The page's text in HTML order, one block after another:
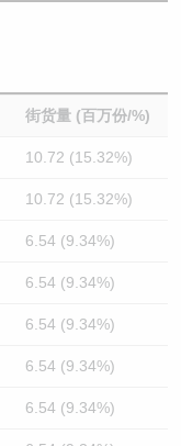
街货量 (百万份/%)
10.72 (15.32%)
10.72 (15.32%)
6.54 (9.34%)
6.54 (9.34%)
6.54 (9.34%)
6.54 (9.34%)
6.54 (9.34%)